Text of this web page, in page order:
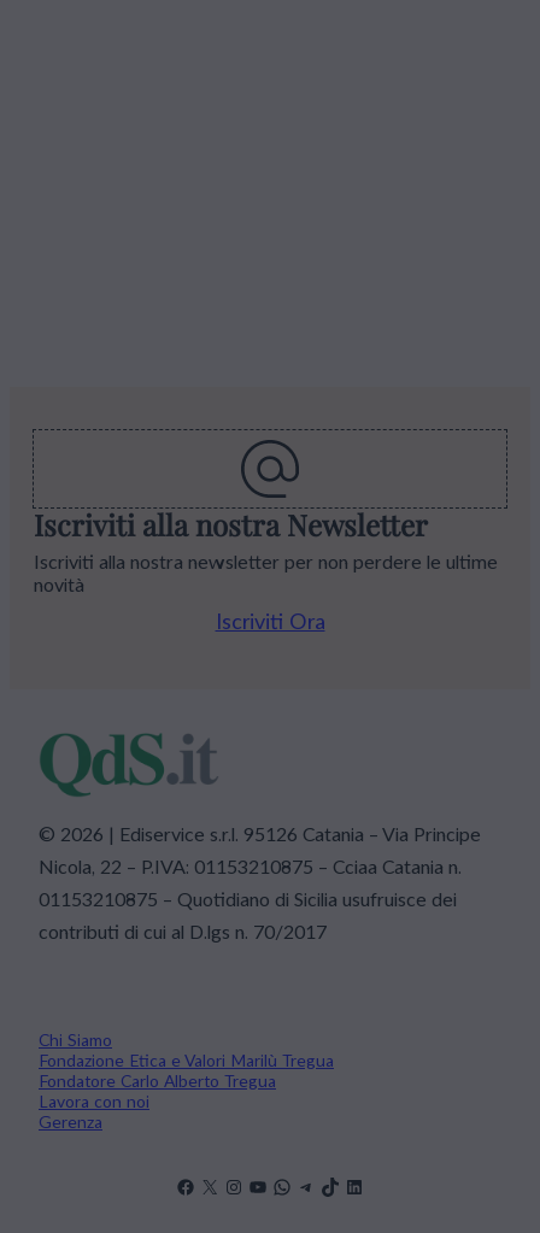
Iscriviti alla nostra Newsletter
Iscriviti alla nostra newsletter per non perdere le ultime
novità
Iscriviti Ora
© 2026 | Ediservice s.r.l. 95126 Catania – Via Principe
Nicola, 22 – P.IVA: 01153210875 – Cciaa Catania n.
01153210875 – Quotidiano di Sicilia usufruisce dei
contributi di cui al D.lgs n. 70/2017
Chi Siamo
Fondazione Etica e Valori Marilù Tregua
Fondatore Carlo Alberto Tregua
Lavora con noi
Gerenza